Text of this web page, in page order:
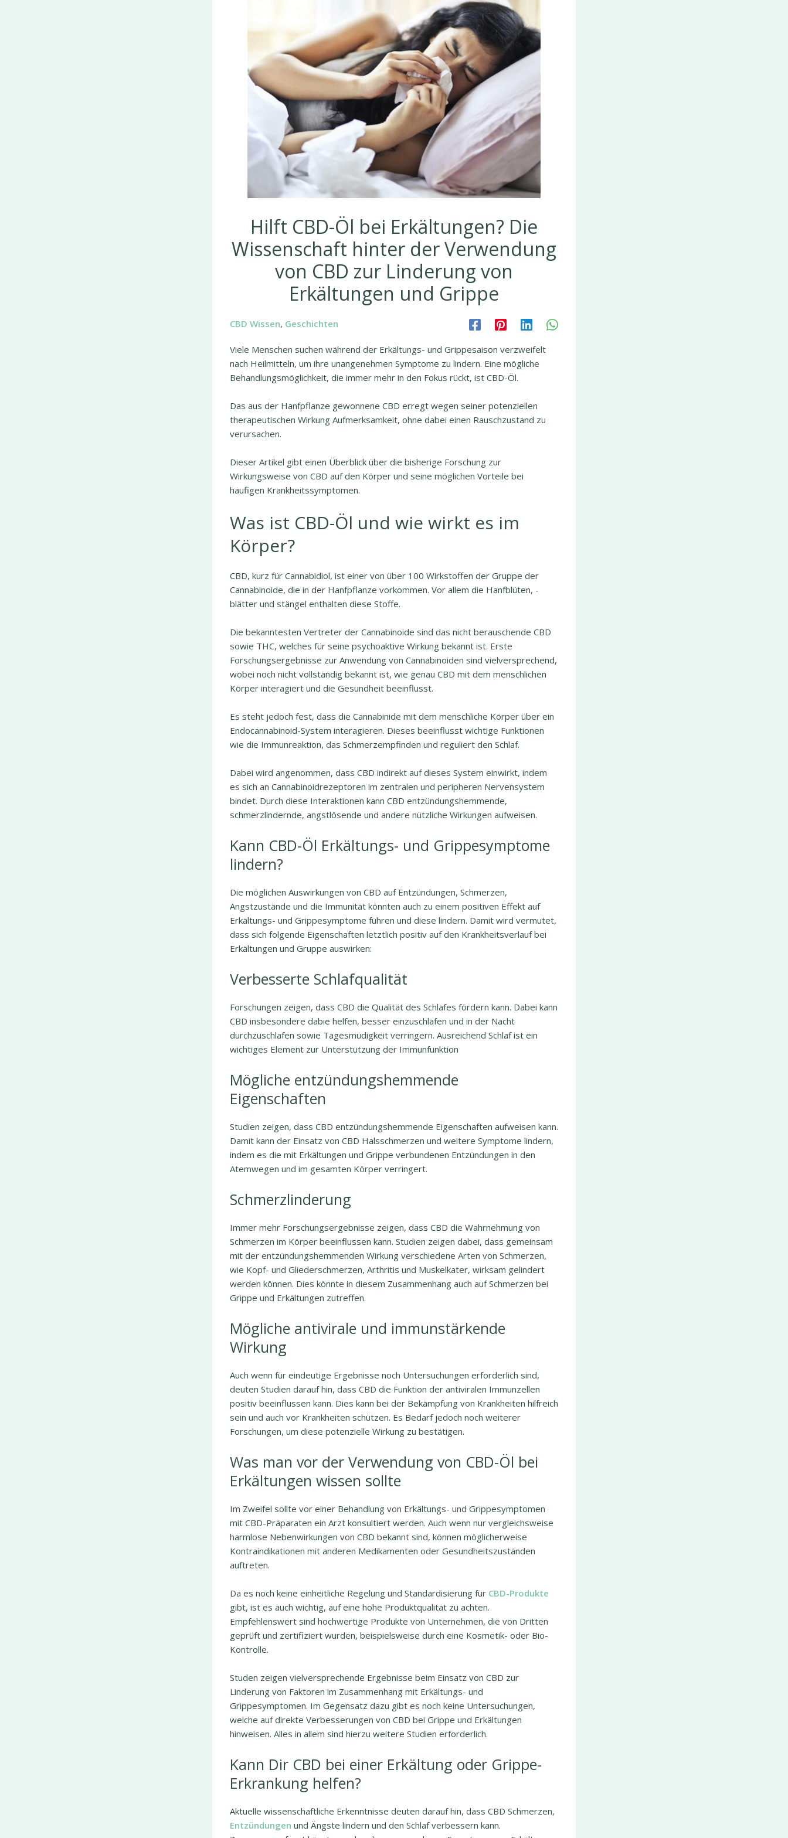
Hilft CBD-Öl bei Erkältungen? Die
Wissenschaft hinter der Verwendung
von CBD zur Linderung von
Erkältungen und Grippe
CBD Wissen, Geschichten
Viele Menschen suchen während der Erkältungs- und Grippesaison verzweifelt
nach Heilmitteln, um ihre unangenehmen Symptome zu lindern. Eine mögliche
Behandlungsmöglichkeit, die immer mehr in den Fokus rückt, ist CBD-Öl.
Das aus der Hanfpflanze gewonnene CBD erregt wegen seiner potenziellen
therapeutischen Wirkung Aufmerksamkeit, ohne dabei einen Rauschzustand zu
verursachen.
Dieser Artikel gibt einen Überblick über die bisherige Forschung zur
Wirkungsweise von CBD auf den Körper und seine möglichen Vorteile bei
häufigen Krankheitssymptomen.
Was ist CBD-Öl und wie wirkt es im
Körper?
CBD, kurz für Cannabidiol, ist einer von über 100 Wirkstoffen der Gruppe der
Cannabinoide, die in der Hanfpflanze vorkommen. Vor allem die Hanfblüten, -
blätter und stängel enthalten diese Stoffe.
Die bekanntesten Vertreter der Cannabinoide sind das nicht berauschende CBD
sowie THC, welches für seine psychoaktive Wirkung bekannt ist. Erste
Forschungsergebnisse zur Anwendung von Cannabinoiden sind vielversprechend,
wobei noch nicht vollständig bekannt ist, wie genau CBD mit dem menschlichen
Körper interagiert und die Gesundheit beeinflusst.
Es steht jedoch fest, dass die Cannabinide mit dem menschliche Körper über ein
Endocannabinoid-System interagieren. Dieses beeinflusst wichtige Funktionen
wie die Immunreaktion, das Schmerzempfinden und reguliert den Schlaf.
Dabei wird angenommen, dass CBD indirekt auf dieses System einwirkt, indem
es sich an Cannabinoidrezeptoren im zentralen und peripheren Nervensystem
bindet. Durch diese Interaktionen kann CBD entzündungshemmende,
schmerzlindernde, angstlösende und andere nützliche Wirkungen aufweisen.
Kann CBD-Öl Erkältungs- und Grippesymptome
lindern?
Die möglichen Auswirkungen von CBD auf Entzündungen, Schmerzen,
Angstzustände und die Immunität könnten auch zu einem positiven Effekt auf
Erkältungs- und Grippesymptome führen und diese lindern. Damit wird vermutet,
dass sich folgende Eigenschaften letztlich positiv auf den Krankheitsverlauf bei
Erkältungen und Gruppe auswirken:
Verbesserte Schlafqualität
Forschungen zeigen, dass CBD die Qualität des Schlafes fördern kann. Dabei kann
CBD insbesondere dabie helfen, besser einzuschlafen und in der Nacht
durchzuschlafen sowie Tagesmüdigkeit verringern. Ausreichend Schlaf ist ein
wichtiges Element zur Unterstützung der Immunfunktion
Mögliche entzündungshemmende
Eigenschaften
Studien zeigen, dass CBD entzündungshemmende Eigenschaften aufweisen kann.
Damit kann der Einsatz von CBD Halsschmerzen und weitere Symptome lindern,
indem es die mit Erkältungen und Grippe verbundenen Entzündungen in den
Atemwegen und im gesamten Körper verringert.
Schmerzlinderung
Immer mehr Forschungsergebnisse zeigen, dass CBD die Wahrnehmung von
Schmerzen im Körper beeinflussen kann. Studien zeigen dabei, dass gemeinsam
mit der entzündungshemmenden Wirkung verschiedene Arten von Schmerzen,
wie Kopf- und Gliederschmerzen, Arthritis und Muskelkater, wirksam gelindert
werden können. Dies könnte in diesem Zusammenhang auch auf Schmerzen bei
Grippe und Erkältungen zutreffen.
Mögliche antivirale und immunstärkende
Wirkung
Auch wenn für eindeutige Ergebnisse noch Untersuchungen erforderlich sind,
deuten Studien darauf hin, dass CBD die Funktion der antiviralen Immunzellen
positiv beeinflussen kann. Dies kann bei der Bekämpfung von Krankheiten hilfreich
sein und auch vor Krankheiten schützen. Es Bedarf jedoch noch weiterer
Forschungen, um diese potenzielle Wirkung zu bestätigen.
Was man vor der Verwendung von CBD-Öl bei
Erkältungen wissen sollte
Im Zweifel sollte vor einer Behandlung von Erkältungs- und Grippesymptomen
mit CBD-Präparaten ein Arzt konsultiert werden. Auch wenn nur vergleichsweise
harmlose Nebenwirkungen von CBD bekannt sind, können möglicherweise
Kontraindikationen mit anderen Medikamenten oder Gesundheitszuständen
auftreten.
Da es noch keine einheitliche Regelung und Standardisierung für CBD-Produkte
gibt, ist es auch wichtig, auf eine hohe Produktqualität zu achten.
Empfehlenswert sind hochwertige Produkte von Unternehmen, die von Dritten
geprüft und zertifiziert wurden, beispielsweise durch eine Kosmetik- oder Bio-
Kontrolle.
Studen zeigen vielversprechende Ergebnisse beim Einsatz von CBD zur
Linderung von Faktoren im Zusammenhang mit Erkältungs- und
Grippesymptomen. Im Gegensatz dazu gibt es noch keine Untersuchungen,
welche auf direkte Verbesserungen von CBD bei Grippe und Erkältungen
hinweisen. Alles in allem sind hierzu weitere Studien erforderlich.
Kann Dir CBD bei einer Erkältung oder Grippe-
Erkrankung helfen?
Aktuelle wissenschaftliche Erkenntnisse deuten darauf hin, dass CBD Schmerzen,
Entzündungen und Ängste lindern und den Schlaf verbessern kann.